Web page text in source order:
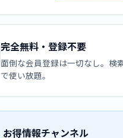
完全無料・登録不要
面倒な会員登録は一切なし。検
で使い放題。
お得情報チャンネル